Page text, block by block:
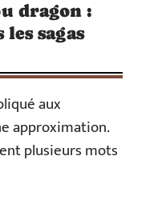
dragon :
sagas
aux
approximation.
plusieurs mots